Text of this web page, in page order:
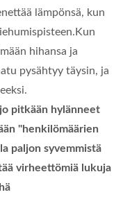
lämpönsä, kun
hihansa ja
pysähtyy täysin, ja
pitkään hylänneet
"henkilömäärien
paljon syvemmistä
virheettömiä lukuja